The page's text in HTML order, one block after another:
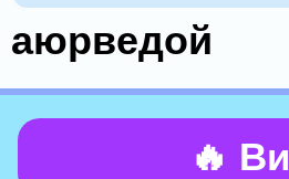
аюрведой
🔥